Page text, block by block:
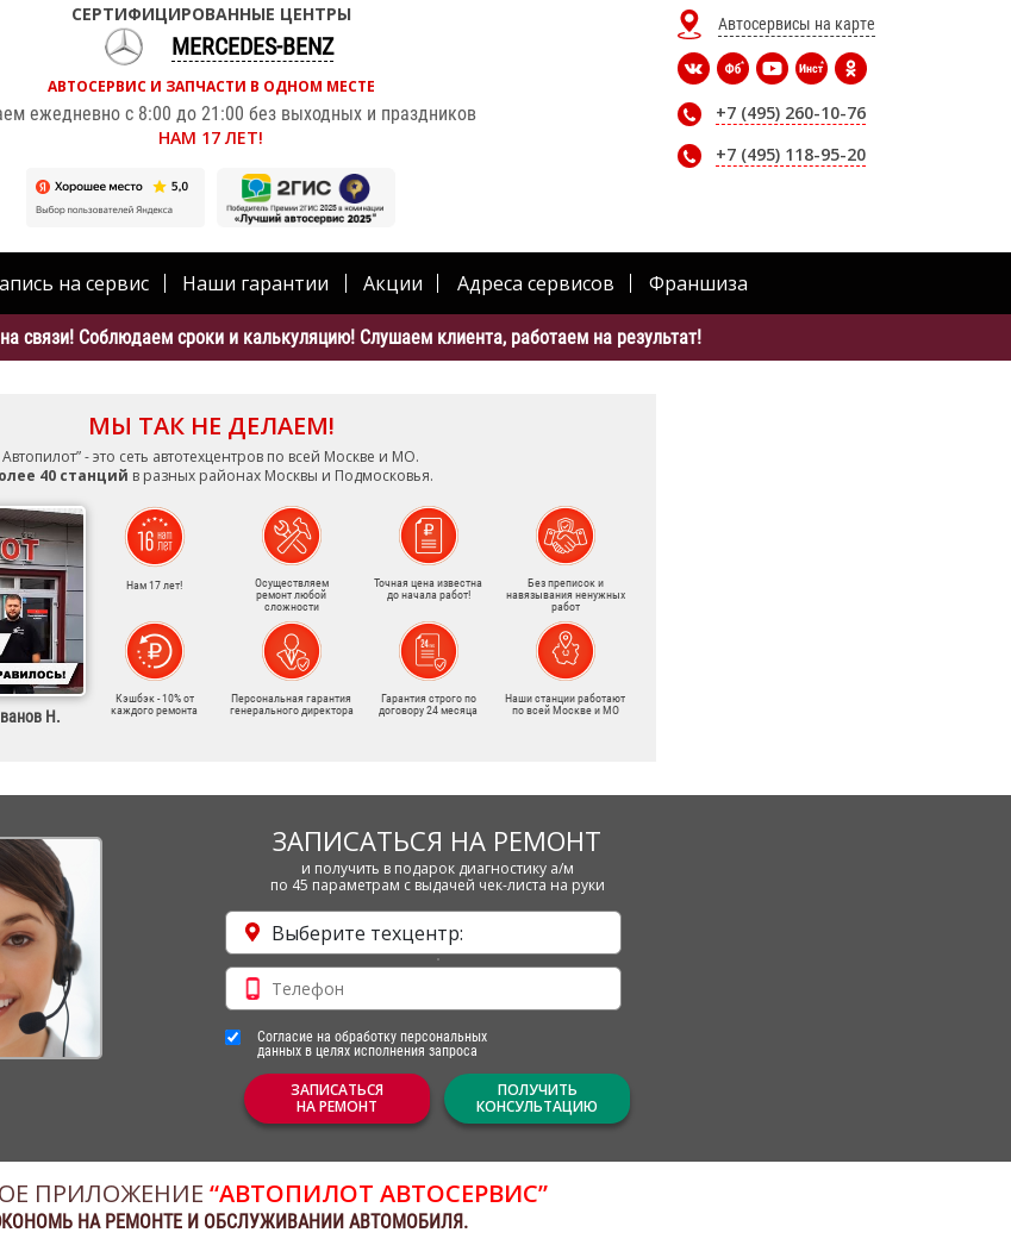
СЕРТИФИЦИРОВАННЫЕ ЦЕНТРЫ
MERCEDES-BENZ
АВТОСЕРВИС И ЗАПЧАСТИ В ОДНОМ МЕСТЕ
ежедневно с 8:00 до 21:00 без выходных и праздников
НАМ 17 ЛЕТ!
Автосервисы на карте
+7 (495) 260-10-76
+7 (495) 118-95-20
на сервис Наши гарантии Акции Адреса сервисов Франшиза
связи! Соблюдаем сроки и калькуляцию! Слушаем клиента, работаем на результат!
МЫ ТАК НЕ ДЕЛАЕМ!
Автопилот” - это сеть автотехцентров по всей Москве и МО.
40 станций в разных районах Москвы и Подмосковья.
Н.
Нам 17 лет!
Осуществляем
ремонт любой
сложности
Точная цена известна
до начала работ!
Без преписок и
навязывания ненужных
работ
Кэшбэк - 10% от
каждого ремонта
Персональная гарантия
генерального директора
Гарантия строго по
договору 24 месяца
Наши станции работают
по всей Москве и МО
ЗАПИСАТЬСЯ НА РЕМОНТ
и получить в подарок диагностику а/м
по 45 параметрам с выдачей чек-листа на руки
Выберите техцентр:
Согласие на обработку персональных
данных в целях исполнения запроса
ЗАПИСАТЬСЯ
НА РЕМОНТ
ПОЛУЧИТЬ
КОНСУЛЬТАЦИЮ
ПРИЛОЖЕНИЕ “АВТОПИЛОТ АВТОСЕРВИС”
НА РЕМОНТЕ И ОБСЛУЖИВАНИИ АВТОМОБИЛЯ.